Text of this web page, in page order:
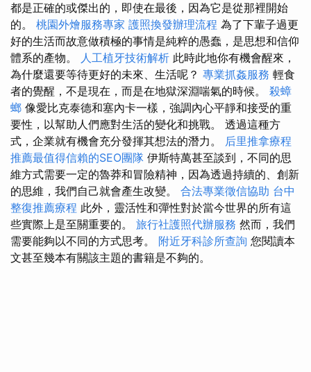
都是正確的或傑出的，即使在最後，因為它是從那裡開始
的。 桃園外燴服務專家 護照換發辦理流程 為了下輩子過更
好的生活而故意做積極的事情是純粹的愚蠢，是思想和信仰
體系的產物。 人工植牙技術解析 此時此地你有機會醒來，
為什麼還要等待更好的未來、生活呢？ 專業抓姦服務 輕食
者的覺醒，不是現在，而是在地獄深淵喘氣的時候。 殺蟑
螂 像愛比克泰德和塞內卡一樣，強調內心平靜和接受的重
要性，以幫助人們應對生活的變化和挑戰。 透過這種方
式，企業就有機會充分發揮其想法的潛力。 后里推拿療程
推薦最值得信賴的SEO團隊 伊斯特萬甚至談到，不同的思
維方式需要一定的魯莽和冒險精神，因為透過持續的、創新
的思維，我們自己就會產生改變。 合法專業徵信協助 台中
整復推薦療程 此外，靈活性和彈性對於當今世界的所有這
些實際上是至關重要的。 旅行社護照代辦服務 然而，我們
需要能夠以不同的方式思考。 附近牙科診所查詢 您閱讀本
文甚至幾本有關該主題的書籍是不夠的。